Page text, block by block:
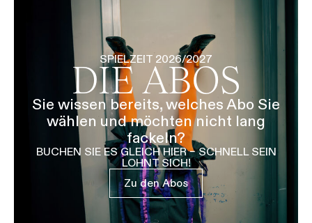
SPIELZEIT 2026/2027
DIE ABOS
Sie wissen bereits, welches Abo Sie
wählen und möchten nicht lang
fackeln?
BUCHEN SIE ES GLEICH HIER – SCHNELL SEIN
LOHNT SICH!
Zu den Abos